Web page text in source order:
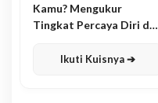
Kamu? Mengukur
Tingkat Percaya Diri dan
Ikuti Kuisnya ➔